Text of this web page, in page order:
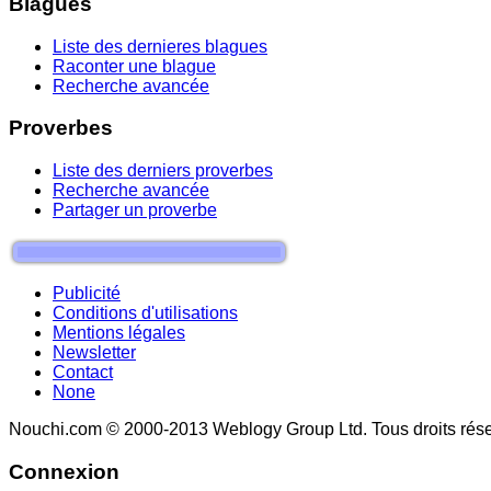
Liste des dernieres blagues
Raconter une blague
Recherche avancée
Proverbes
Liste des derniers proverbes
Recherche avancée
Partager un proverbe
Publicité
Conditions d'utilisations
Mentions légales
Newsletter
Contact
None
Nouchi.com © 2000-2013 Weblogy Group Ltd. Tous droits
Connexion